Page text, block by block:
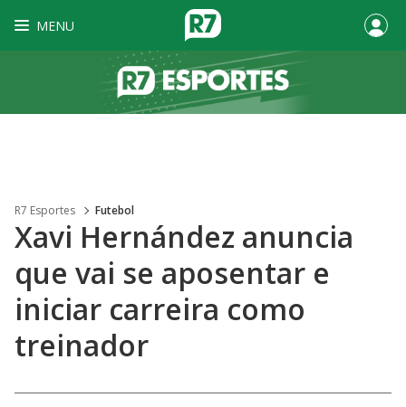
MENU
R7 Esportes Futebol
Xavi Hernández anuncia
que vai se aposentar e
iniciar carreira como
treinador